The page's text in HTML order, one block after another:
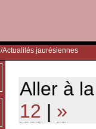
/Actualités jaurésiennes
Aller à
12 | »